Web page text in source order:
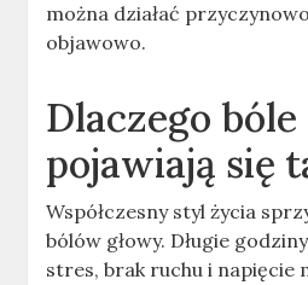
można działać
objawowo.
Dlaczego bóle
pojawiają się
Współczesny styl życia
bólów głowy. Długie
stres, brak ruchu i napięcie